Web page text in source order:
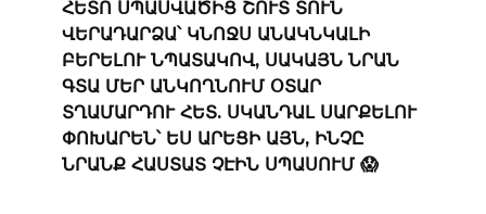
ՀԵՏՈ ՍՊԱՍՎԱԾԻՑ ՇՈՒՏ ՏՈՒՆ
ՎԵՐԱԴԱՐՁԱ՝ ԿՆՈՋՍ ԱՆԱԿՆԿԱԼԻ
ԲԵՐԵԼՈՒ ՆՊԱՏԱԿՈՎ, ՍԱԿԱՅՆ ՆՐԱՆ
ԳՏԱ ՄԵՐ ԱՆԿՈՂՆՈՒՄ ՕՏԱՐ
ՏՂԱՄԱՐԴՈՒ ՀԵՏ. ՍԿԱՆԴԱԼ ՍԱՐՔԵԼՈՒ
ՓՈԽԱՐԵՆ՝ ԵՍ ԱՐԵՑԻ ԱՅՆ, ԻՆՉԸ
ՆՐԱՆՔ ՀԱՍՏԱՏ ՉԷԻՆ ՍՊԱՍՈՒՄ 😱